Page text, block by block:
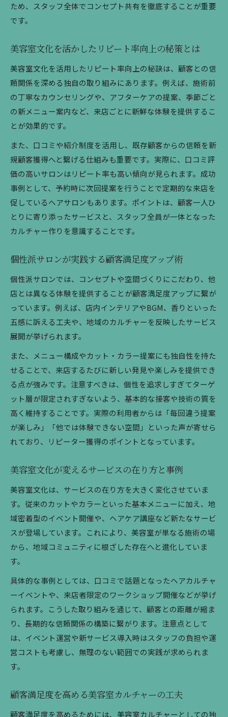
ため、スタッフ全体でコンセプト共有を徹底することが重要
です。
美容室文化を活かしたリピート率向上の秘策とは
美容室文化を活用したリピート率向上の秘訣は、顧客との信
頼関係を深める独自の取り組みにあります。例えば、施術前
の丁寧なカウンセリングや、アフターケアの提案、季節ごと
の新メニュー案内など、来店ごとに新鮮な体験を提供するこ
とが効果的です。
また、口コミや紹介制度を活用し、既存顧客からの信頼を新
規顧客獲得へと繋げる仕組みも重要です。実際に、口コミ評
価の高いサロンはリピート率も高い傾向が見られます。成功
事例として、予約時に次回提案を行うことで定期的な来店を
促しているヘアサロンもあります。ポイントは、顧客一人ひ
とりに寄り添ったサービスと、スタッフ全員が一体となった
カルチャー作りを意識することです。
個性派サロンが実践する顧客満足度アップ術
個性派サロンでは、コンセプトや空間づくりにこだわり、他
店とは異なる体験を提供することが顧客満足度アップに繋が
っています。例えば、店内インテリアやBGM、香りといった
五感に訴える工夫や、地域のカルチャーを反映したサービス
展開が挙げられます。
また、メニュー構成やカット・カラー提案にも独自性を持た
せることで、来店するたびに新しい発見や楽しみを提供でき
る点が強みです。注意すべきは、個性を追求しすぎてターゲ
ット層が限定されすぎないよう、基本的な接客や技術の質を
高く維持することです。実際の利用者からは「毎回違う提案
が楽しみ」「他では体験できない空間」といった声が寄せら
れており、リピーター獲得のポイントとなっています。
美容室文化が変えるサービスの在り方と事例
美容室文化は、サービスの在り方を大きく変化させていま
す。従来のカットやカラーといった基本メニューに加え、地
域密着型のイベント開催や、ヘアケア講座など新たなサービ
スが登場しています。これにより、美容室が単なる施術の場
から、地域コミュニティに根ざした存在へと進化していま
す。
具体的な事例としては、口コミで話題となったヘアカルチャ
ーイベントや、来店者限定のワークショップ開催などが挙げ
られます。こうした取り組みを通じて、顧客との距離が縮ま
り、長期的な信頼関係の構築に繋がります。注意点として
は、イベント運営や新サービス導入時はスタッフの負担や運
営コストも考慮し、無理のない範囲での実践が求められま
す。
顧客満足度を高める美容室カルチャーの工夫
顧客満足度を高めるためには、美容室カルチャーとしての独